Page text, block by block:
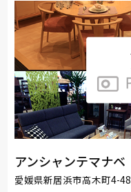
アンシャンテマナベ
愛媛県新居浜市高木町4-48